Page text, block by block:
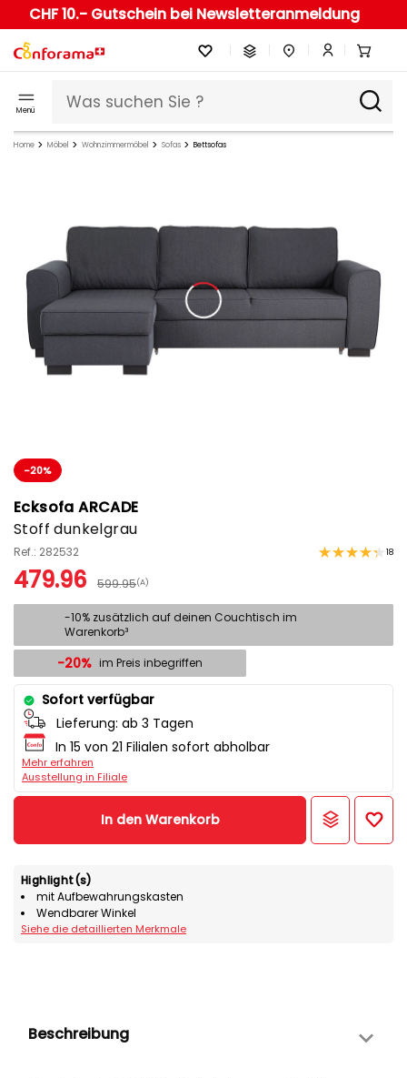
CHF 10.- Gutschein bei Newsletteranmeldung
Menü
Home Möbel Wohnzimmermöbel Sofas Bettsofas
-20%
Ecksofa ARCADE
Stoff dunkelgrau
Ref.: 282532 18
479.96 599.95(A)
-10% zusätzlich auf deinen Couchtisch im
Warenkorb³
-20% im Preis inbegriffen
Sofort verfügbar
Lieferung: ab 3 Tagen
In 15 von 21 Filialen sofort abholbar
Mehr erfahren
Ausstellung in Filiale
In den Warenkorb
Highlight(s)
mit Aufbewahrungskasten
Wendbarer Winkel
Siehe die detaillierten Merkmale
Beschreibung